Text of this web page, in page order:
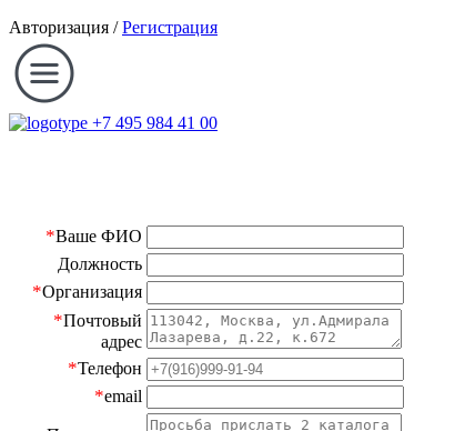
Авторизация /Регистрация
+7 495 984 41 00
*Ваше ФИО
Должность
*Организация
*Почтовый
адрес
*Телефон
*email